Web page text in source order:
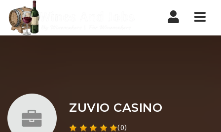
ZUVIO CASINO
(0)